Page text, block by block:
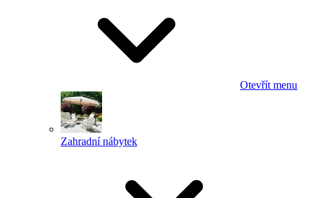
Otevřít menu
Zahradní nábytek